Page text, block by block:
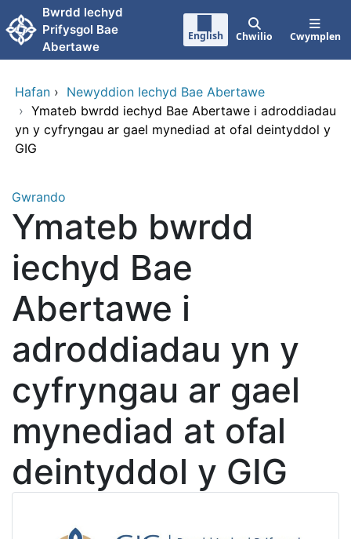
Neidio i'r prif gynnwy
Bwrdd lechyd
Prifysgol Bae
Abertawe
English Chwilio Cwymplen
Hafan › Newyddion Iechyd Bae Abertawe
› Ymateb bwrdd iechyd Bae Abertawe i adroddiadau
yn y cyfryngau ar gael mynediad at ofal deintyddol y
GIG
Gwrando
Ymateb bwrdd
iechyd Bae
Abertawe i
adroddiadau yn y
cyfryngau ar gael
mynediad at ofal
deintyddol y GIG